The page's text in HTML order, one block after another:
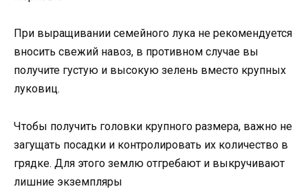
При выращивании семейного лука не рекомендуется
вносить свежий навоз, в противном случае вы
получите густую и высокую зелень вместо крупных
луковиц.
Чтобы получить головки крупного размера, важно не
загущать посадки и контролировать их количество в
грядке. Для этого землю отгребают и выкручивают
лишние экземпляры